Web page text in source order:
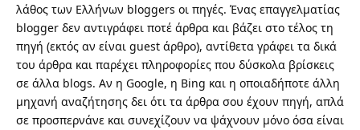
λάθος των Ελλήνων bloggers οι πηγές. Ένας επαγγελματίας
blogger δεν αντιγράφει ποτέ άρθρα και βάζει στο τέλος τη
πηγή (εκτός αν είναι guest άρθρο), αντίθετα γράφει τα δικά
του άρθρα και παρέχει πληροφορίες που δύσκολα βρίσκεις
σε άλλα blogs. Αν η Google, η Bing και η οποιαδήποτε άλλη
μηχανή αναζήτησης δει ότι τα άρθρα σου έχουν πηγή, απλά
σε προσπερνάνε και συνεχίζουν να ψάχνουν μόνο όσα είναι